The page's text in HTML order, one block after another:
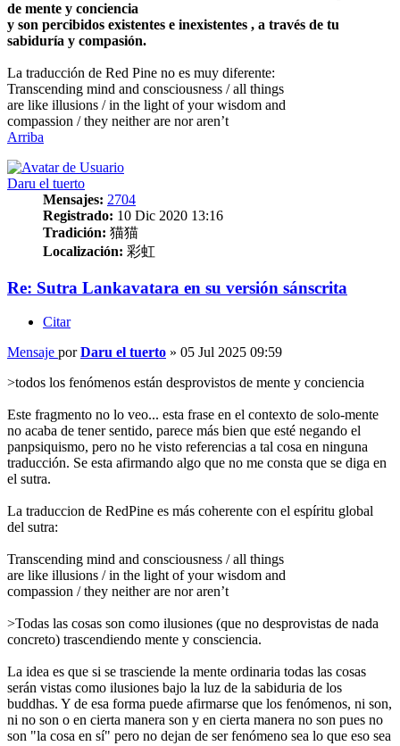
de mente y conciencia
y son percibidos existentes e inexistentes , a través de tu
sabiduría y compasión.
La traducción de Red Pine no es muy diferente:
Transcending mind and consciousness / all things
are like illusions / in the light of your wisdom and
compassion / they neither are nor aren’t
Arriba
Daru el tuerto
Mensajes: 2704
Registrado: 10 Dic 2020 13:16
Tradición: 猫猫
Localización: 彩虹
Re: Sutra Lankavatara en su versión sánscrita
Citar
Mensaje porDaru el tuerto » 05 Jul 2025 09:59
>todos los fenómenos están desprovistos de mente y conciencia
Este fragmento no lo veo... esta frase en el contexto de solo-mente
no acaba de tener sentido, parece más bien que esté negando el
panpsiquismo, pero no he visto referencias a tal cosa en ninguna
traducción. Se esta afirmando algo que no me consta que se diga en
el sutra.
La traduccion de RedPine es más coherente con el espíritu global
del sutra:
Transcending mind and consciousness / all things
are like illusions / in the light of your wisdom and
compassion / they neither are nor aren’t
>Todas las cosas son como ilusiones (que no desprovistas de nada
concreto) trascendiendo mente y consciencia.
La idea es que si se trasciende la mente ordinaria todas las cosas
serán vistas como ilusiones bajo la luz de la sabiduria de los
buddhas. Y de esa forma puede afirmarse que los fenómenos, ni son,
ni no son o en cierta manera son y en cierta manera no son pues no
son "la cosa en sí" pero no dejan de ser fenómeno sea lo que eso sea